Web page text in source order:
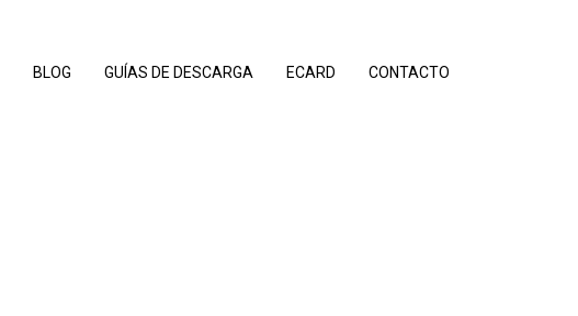
BLOG GUÍAS DE DESCARGA ECARD CONTACTO